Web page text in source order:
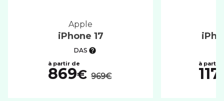
apple
iPhone 17
DAS
869€ 969€